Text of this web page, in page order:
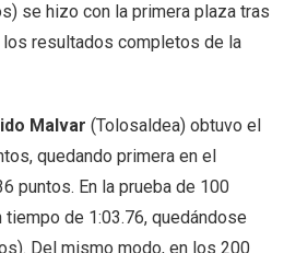
se hizo con la primera plaza tras
los resultados completos de la
Malvar (Tolosaldea) obtuvo el
quedando primera en el
puntos. En la prueba de 100
de 1:03.76, quedándose
Del mismo modo, en los 200